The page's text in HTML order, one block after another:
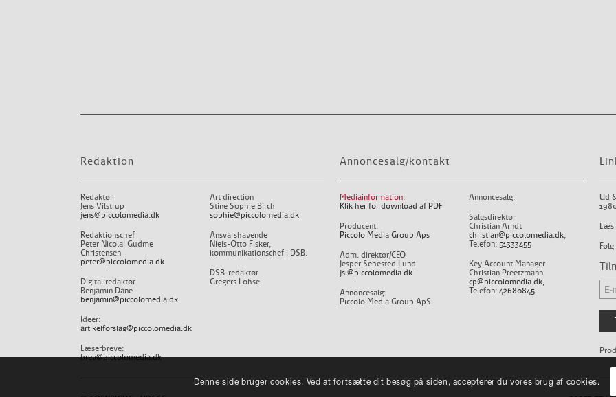
Redaktion
Redaktør
Jens Vilstrup
jens@piccolomedia.dk
Redaktionschef
Peter Nicolai Gudme
Christensen
peter@piccolomedia.dk
Digital redaktør
Benjamin Dane
benjamin@piccolomedia.dk
Ideer:
artikelforslag@piccolomedia.dk
Læserbreve:
brev@piccolomedia.dk
Art direction
Stine Sophie Birch
sophie@piccolomedia.dk
Ansvarshavende
Niels-Otto Fisker,
kommunikationschef i DSB.
DSB-redaktør
Gregers Lohse
Annoncesalg/kontakt
Mediainformation:
Klik her for download af PDF
Producent:
Piccolo Media Group Aps
Adm. direktør/CEO
Jesper Sehested Lund
jsl@piccolomedia.dk
Annoncesalg:
Piccolo Media Group ApS
Annoncesalg:
Salgsdirektør
Christian Arndt
christian@piccolomedia.dk,
Telefon: 51333455
Key Account Manager
Christian Preetzmann
cp@piccolomedia.dk,
Telefon: 42680845
Ud
Læs
Denne side bruger cookies. Ved at fortsætte dit besøg på siden, accepterer du vores brug af cookies.